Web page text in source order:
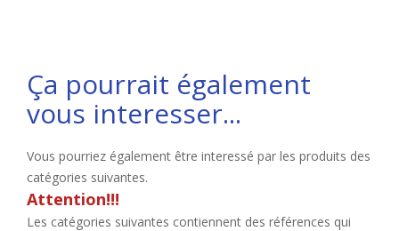
Ça pourrait également
vous interesser...
Vous pourriez également être interessé par les produits des
catégories suivantes.
Attention!!!
Les catégories suivantes contiennent des références qui